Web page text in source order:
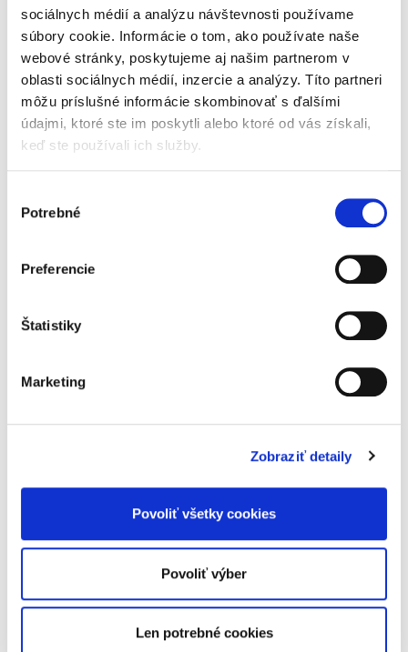
sociálnych médií a analýzu návštevnosti používame
súbory cookie. Informácie o tom, ako používate naše
webové stránky, poskytujeme aj našim partnerom v
oblasti sociálnych médií, inzercie a analýzy. Títo partneri
môžu príslušné informácie skombinovať s ďalšími
údajmi, ktoré ste im poskytli alebo ktoré od vás získali,
keď ste používali ich služby.
súhlasu
Potrebné
Preferencie
Štatistiky
Marketing
Zobraziť detaily
Povoliť všetky cookies
Povoliť výber
Len potrebné cookies
témach aj v širšom CEE regióne. Jedná sa o
praktickú príručku, ktorá obsahuje nie len
oblasti „DCM“ a „ECM“, ale...
Právo startupových
46,67 €
jazykom odborne spracovanú tematiku právnej
úpravy startupových spoločností so zameraním
regulácie finančného a...
veciach verejného